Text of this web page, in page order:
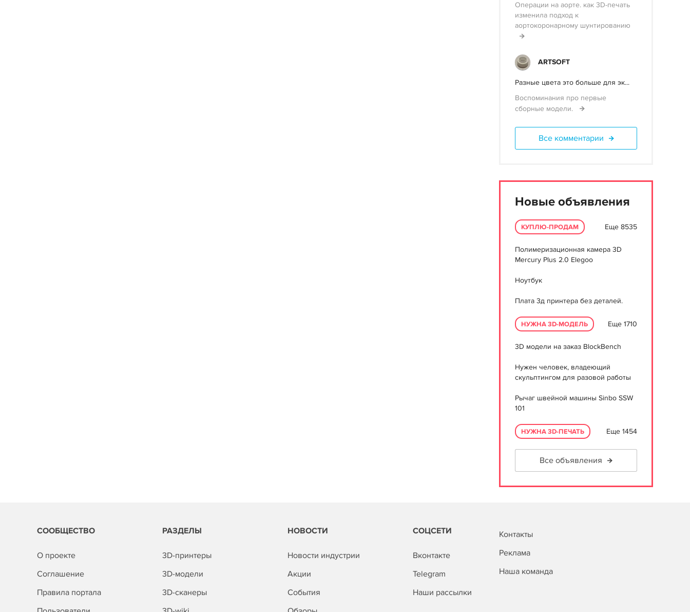
Операции на аорте. как 3D-печать
изменила подход к
аортокоронарному шунтированию
ARTSOFT
Разные цвета это больше для эк...
Воспоминания про первые
сборные модели.
Все комментарии
Новые объявления
КУПЛЮ-ПРОДАМ Еще 8535
Полимеризационная камера 3D
Mercury Plus 2.0 Elegoo
Ноутбук
Плата 3д принтера без деталей.
НУЖНА 3D-МОДЕЛЬ Еще 1710
3D модели на заказ BlockBench
Нужен человек, владеющий
скульптингом для разовой работы
Рычаг швейной машины Sinbo SSW
101
НУЖНА 3D-ПЕЧАТЬ Еще 1454
Все объявления
СООБЩЕСТВО
О проекте
Соглашение
Правила портала
РАЗДЕЛЫ
3D-принтеры
3D-модели
3D-сканеры
НОВОСТИ
Новости индустрии
Акции
События
СОЦСЕТИ
Вконтакте
Telegram
Наши рассылки
Контакты
Реклама
Наша команда